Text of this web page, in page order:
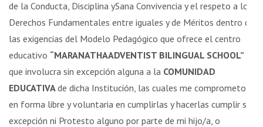
de la Conducta, Disciplina ySana Convivencia y el respeto a los
Derechos Fundamentales entre iguales y de Méritos dentro de
las exigencias del Modelo Pedagógico que ofrece el centro
educativo “MARANATHAADVENTIST BILINGUAL SCHOOL”
que involucra sin excepción alguna a la COMUNIDAD
EDUCATIVAde dicha Institución, las cuales me comprometo
en forma libre y voluntaria en cumplirlas y hacerlas cumplir sin
excepción ni Protesto alguno por parte de mi hijo/a, o